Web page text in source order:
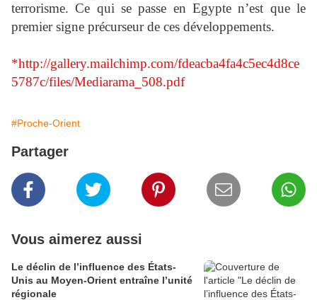
terrorisme. Ce qui se passe en Egypte n’est que le
premier signe précurseur de ces développements.
*http://gallery.mailchimp.com/fdeacba4fa4c5ec4d8ce
5787c/files/Mediarama_508.pdf
#Proche-Orient
Partager
Vous aimerez aussi
Le déclin de l’influence des États-
Unis au Moyen-Orient entraîne l’unité
régionale